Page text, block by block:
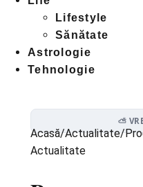
Lifestyle
Sănătate
Astrologie
Tehnologie
⛅
Acasă/Actualitate/
Actualitate